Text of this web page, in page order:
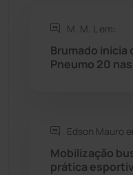
Rio do Antônio
Rio do Pires
Seabra
M. M. L em:
Brumado inicia
Pneumo 20
Edson Mauro
Mobilização
prática